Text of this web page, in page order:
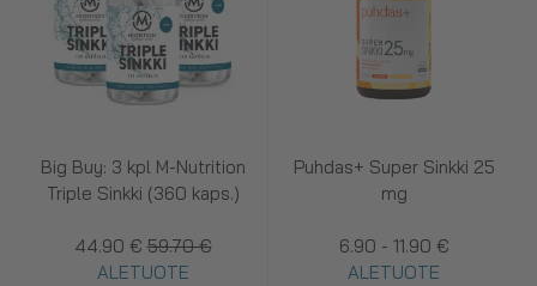
Big Buy: 3 kpl M-Nutrition
Triple Sinkki (360 kaps.)
44.90 € 59.70 €
ALETUOTE
Puhdas+ Super Sinkki 25
mg
6.90 - 11.90 €
ALETUOTE